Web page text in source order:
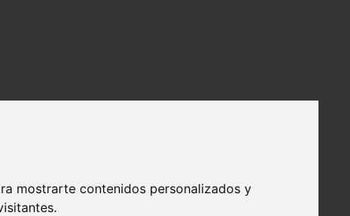
mostrarte contenidos personalizados y